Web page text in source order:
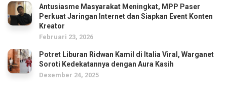
Antusiasme Masyarakat Meningkat, MPP Paser
Perkuat Jaringan Internet dan Siapkan Event Konten
Kreator
Februari 23, 2026
Potret Liburan Ridwan Kamil di Italia Viral, Warganet
Soroti Kedekatannya dengan Aura Kasih
Desember 24, 2025